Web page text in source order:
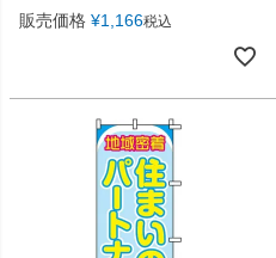
販売価格 ¥1,166税込